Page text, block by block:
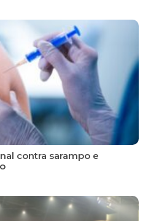
contra sarampo e